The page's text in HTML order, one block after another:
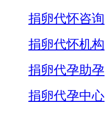
捐卵代怀咨询
捐卵代怀机构
捐卵代孕助孕
捐卵代孕中心